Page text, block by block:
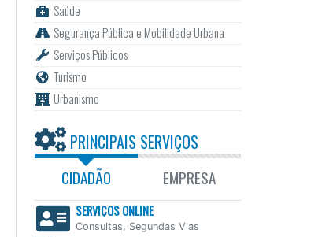
Saúde
Segurança Pública e Mobilidade Urbana
Serviços Públicos
Turismo
Urbanismo
PRINCIPAIS SERVIÇOS
CIDADÃO EMPRESA
SERVIÇOS ONLINE
Consultas, Segundas Vias